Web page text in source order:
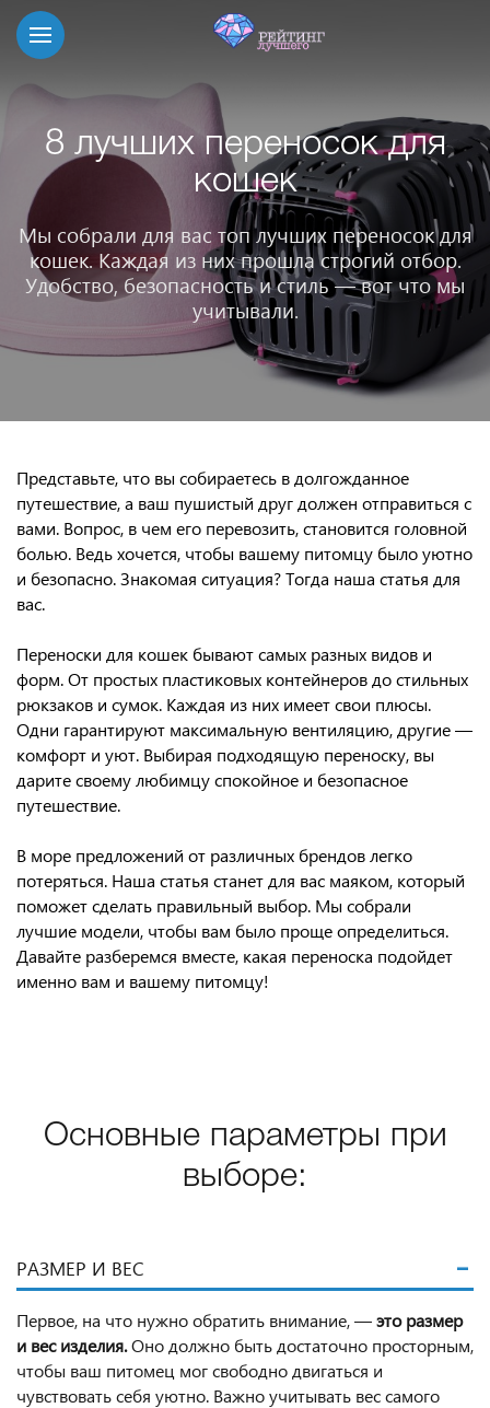
8 лучших переносок для
кошек
Мы собрали для вас топ лучших переносок для
кошек. Каждая из них прошла строгий отбор.
Удобство, безопасность и стиль — вот что мы
учитывали.
Представьте, что вы собираетесь в долгожданное
путешествие, а ваш пушистый друг должен отправиться с
вами. Вопрос, в чем его перевозить, становится головной
болью. Ведь хочется, чтобы вашему питомцу было уютно
и безопасно. Знакомая ситуация? Тогда наша статья для
вас.
Переноски для кошек бывают самых разных видов и
форм. От простых пластиковых контейнеров до стильных
рюкзаков и сумок. Каждая из них имеет свои плюсы.
Одни гарантируют максимальную вентиляцию, другие —
комфорт и уют. Выбирая подходящую переноску, вы
дарите своему любимцу спокойное и безопасное
путешествие.
В море предложений от различных брендов легко
потеряться. Наша статья станет для вас маяком, который
поможет сделать правильный выбор. Мы собрали
лучшие модели, чтобы вам было проще определиться.
Давайте разберемся вместе, какая переноска подойдет
именно вам и вашему питомцу!
Основные параметры при
выборе:
РАЗМЕР И ВЕС
Первое, на что нужно обратить внимание, —это размер
и вес изделия.Оно должно быть достаточно просторным,
чтобы ваш питомец мог свободно двигаться и
чувствовать себя уютно. Важно учитывать вес самого